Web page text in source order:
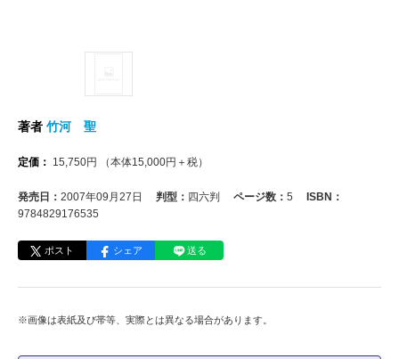
著者 竹河 聖
定価： 15,750円 （本体15,000円＋税）
発売日： 2007年09月27日 判型： 四六判 ページ数： 5
ISBN：
9784829176535
ポスト シェア 送る
※画像は表紙及び帯等、実際とは異なる場合があります。